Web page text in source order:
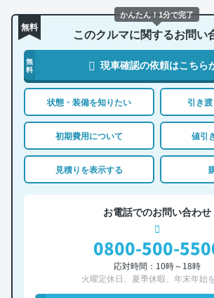
無料 このクルマに関するお問い
無
料
現車確認の依頼はこちら
状態・装備を知りたい 引き
初期費用について 値引
見積りを表示する
お電話でのお問い合わせ
0800-500-
応対時間：10時～18時
火曜定休日、夏季休暇、年末年始
かんたん！1分で完了